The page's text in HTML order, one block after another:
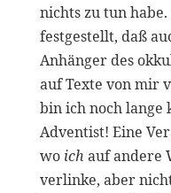
nichts zu tun
festgestellt, daß
Anhänger des
auf Texte von mir
bin ich noch lange
Adventist! Eine
wo ich auf andere
verlinke, aber